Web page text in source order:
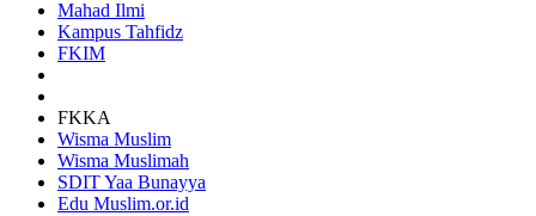
Mahad Ilmi
Kampus Tahfidz
FKIM
FKKA
Wisma Muslim
Wisma Muslimah
SDIT Yaa Bunayya
Edu Muslim.or.id